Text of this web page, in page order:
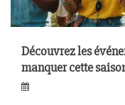
Découvrez les
manquer cette